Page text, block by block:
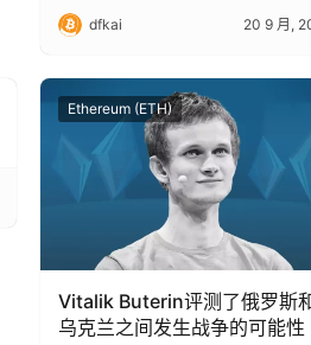
dfkai 20 9 月,
Ethereum (ETH)
Vitalik Buterin评测了俄罗斯
乌克兰之间发生战争的可能性